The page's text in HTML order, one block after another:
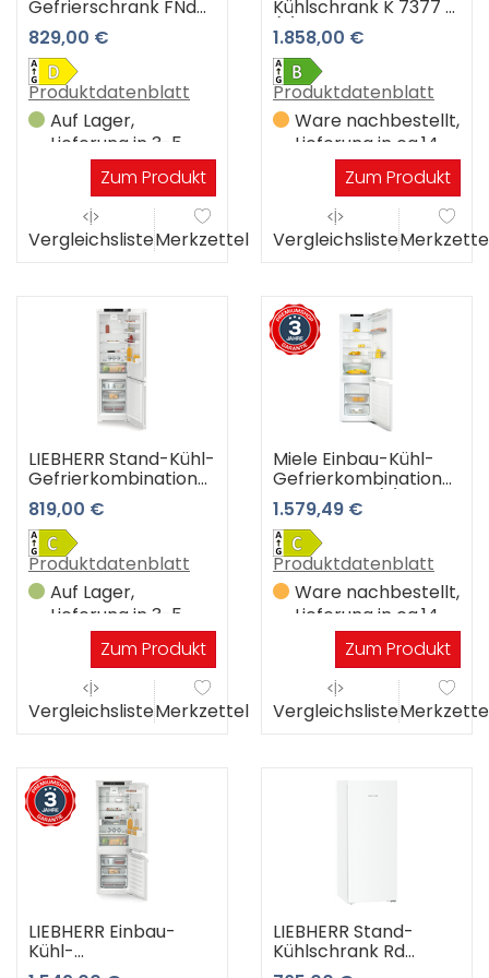
Gefrierschrank FNd
4234-20 Plus
829,00 €
Produktdatenblatt
Auf Lager,
Lieferung in 3-5
Werktagen
Zum Produkt
VergleichslisteMerkzettel
Kühlschrank K 7377 B
(-) 3 Jahre
Premiumshop
Garantie
1.858,00 €
Produktdatenblatt
Ware nachbestellt,
Lieferung in ca.14
Werktagen
Zum Produkt
Vergleichsliste
LIEBHERR Stand-Kühl-
Gefrierkombination
CNc 5703-22
819,00 €
Produktdatenblatt
Auf Lager,
Lieferung in 3-5
Werktagen
Zum Produkt
VergleichslisteMerkzettel
Miele Einbau-Kühl-
Gefrierkombination
KFN 7734 C (-) 3
Jahre Premiumshop
Garantie
1.579,49 €
Produktdatenblatt
Ware nachbestellt,
Lieferung in ca.14
Werktagen
Zum Produkt
Vergleichsliste
LIEBHERR Einbau-
Kühl-
Gefrierkombination
LIEBHERR Stand-
Kühlschrank Rd
4600-22